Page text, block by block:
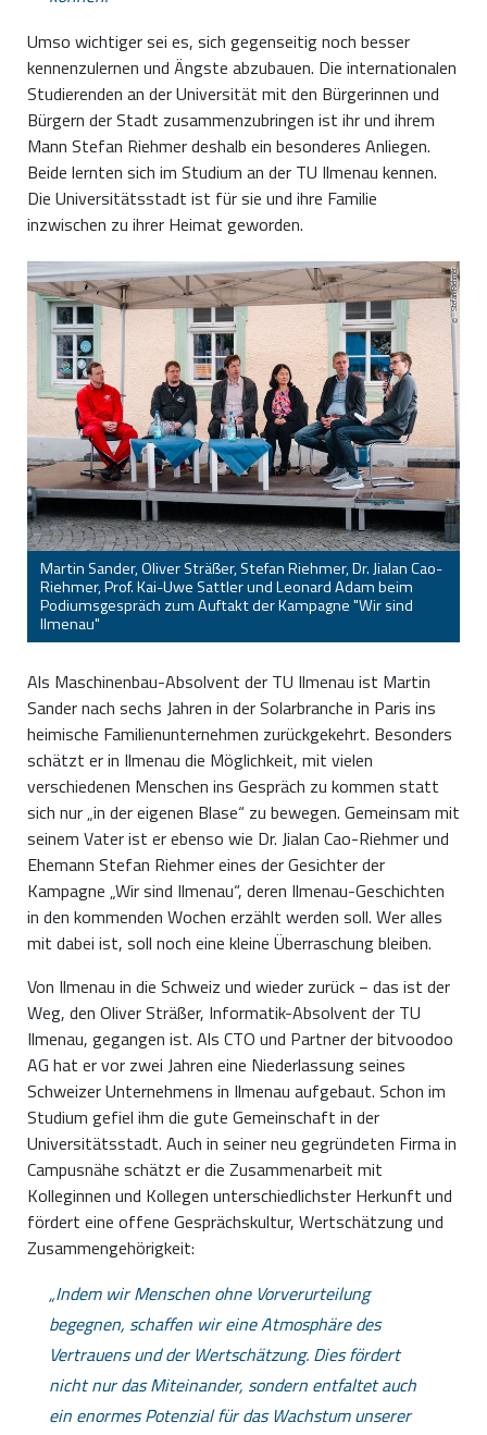
Umso wichtiger sei es, sich gegenseitig noch besser
kennenzulernen und Ängste abzubauen. Die internationalen
Studierenden an der Universität mit den Bürgerinnen und
Bürgern der Stadt zusammenzubringen ist ihr und ihrem
Mann Stefan Riehmer deshalb ein besonderes Anliegen.
Beide lernten sich im Studium an der TU Ilmenau kennen.
Die Universitätsstadt ist für sie und ihre Familie
inzwischen zu ihrer Heimat geworden.
Martin Sander, Oliver Sträßer, Stefan Riehmer, Dr. Jialan Cao-
Riehmer, Prof. Kai-Uwe Sattler und Leonard Adam beim
Podiumsgespräch zum Auftakt der Kampagne "Wir sind
Ilmenau"
Stefan Riehmer
Als Maschinenbau-Absolvent der TU Ilmenau ist Martin
Sander nach sechs Jahren in der Solarbranche in Paris ins
heimische Familienunternehmen zurückgekehrt. Besonders
schätzt er in Ilmenau die Möglichkeit, mit vielen
verschiedenen Menschen ins Gespräch zu kommen statt
sich nur „in der eigenen Blase“ zu bewegen. Gemeinsam mit
seinem Vater ist er ebenso wie Dr. Jialan Cao-Riehmer und
Ehemann Stefan Riehmer eines der Gesichter der
Kampagne „Wir sind Ilmenau“, deren Ilmenau-Geschichten
in den kommenden Wochen erzählt werden soll. Wer alles
mit dabei ist, soll noch eine kleine Überraschung bleiben.
Von Ilmenau in die Schweiz und wieder zurück − das ist der
Weg, den Oliver Sträßer, Informatik-Absolvent der TU
Ilmenau, gegangen ist. Als CTO und Partner der bitvoodoo
AG hat er vor zwei Jahren eine Niederlassung seines
Schweizer Unternehmens in Ilmenau aufgebaut. Schon im
Studium gefiel ihm die gute Gemeinschaft in der
Universitätsstadt. Auch in seiner neu gegründeten Firma in
Campusnähe schätzt er die Zusammenarbeit mit
Kolleginnen und Kollegen unterschiedlichster Herkunft und
fördert eine offene Gesprächskultur, Wertschätzung und
Zusammengehörigkeit:
Indem wir Menschen ohne Vorverurteilung
begegnen, schaffen wir eine Atmosphäre des
Vertrauens und der Wertschätzung. Dies fördert
nicht nur das Miteinander, sondern entfaltet auch
ein enormes Potenzial für das Wachstum unserer